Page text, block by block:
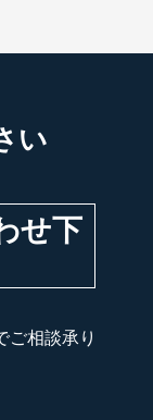
い
せ下
ご相談承り